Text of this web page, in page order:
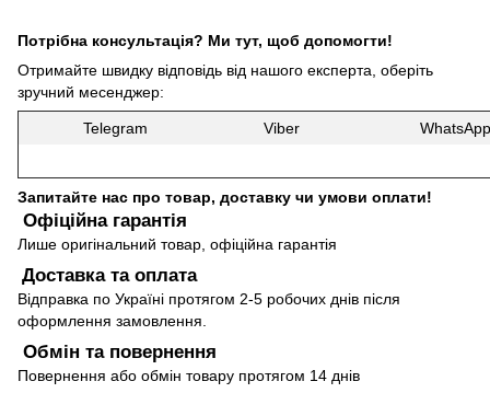
Потрібна консультація? Ми тут, щоб допомогти!
Отримайте швидку відповідь від нашого експерта, оберіть
зручний месенджер:
Telegram Viber
Запитайте нас про товар, доставку чи умови оплати!
Офіційна гарантія
Лише оригінальний товар, офіційна гарантія
Доставка та оплата
Відправка по Україні протягом 2-5 робочих днів після
оформлення замовлення.
Обмін та повернення
Повернення або обмін товару протягом 14 днів